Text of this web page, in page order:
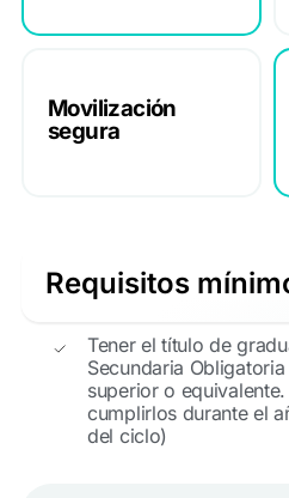
Movilización
segura
Requisitos
Tener el título de
Secundaria
superior o
cumplirlos durante el
del ciclo)